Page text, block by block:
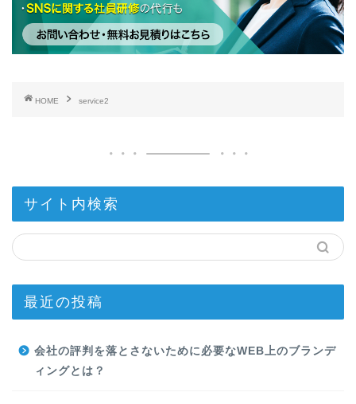
HOME service2
サイト内検索
最近の投稿
会社の評判を落とさないために必要なWEB上のブランデ
ィングとは？